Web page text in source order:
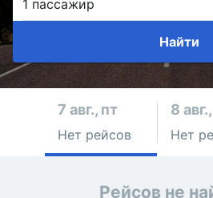
Найти
7 авг., пт
Нет рейсов
8
Нет
Рейсов не